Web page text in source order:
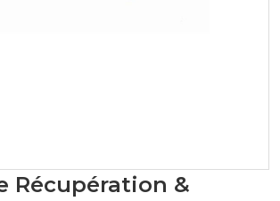
Récupération &